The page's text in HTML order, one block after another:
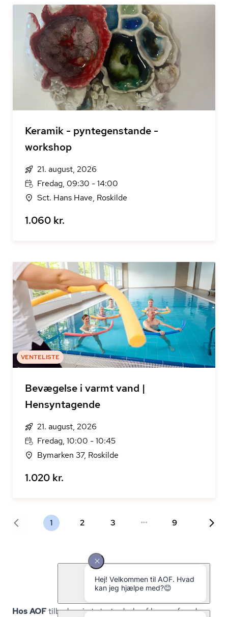
Keramik - pyntegenstande -
workshop
21. august, 2026
Fredag, 09:30 - 14:00
Sct. Hans Have, Roskilde
1.060 kr.
VENTELISTE
Bevægelse i varmt vand |
Hensyntagende
21. august, 2026
Fredag, 10:00 - 10:45
Bymarken 37, Roskilde
1.020 kr.
1 2 3 9
Hos AOFtilbyder vi et stort udvalg af kurser, foredrag